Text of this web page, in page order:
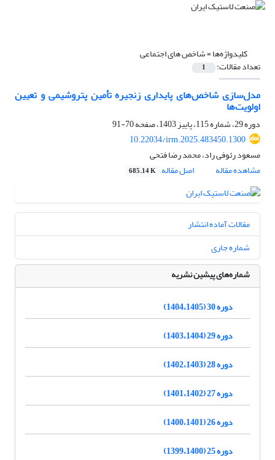
کلیدواژه‌ها =شاخص های اجتماعی
تعداد مقالات: 1
مدل‌سازی شاخص‌های پایداری زنجیره تأمین پتروشیمی و تعیین
اولویت‌ها
دوره 29، شماره 115، پاییز 1403، صفحه
70-91
10.22034/irm.2025.483450.1300
مسعود رئوفی راد، محمد رضا فتحی
مشاهده مقاله
اصل مقاله 685.14 K
مقالات آماده انتشار
شماره جاری
شماره‌های پیشین نشریه
دوره 30 (1404،1405)
دوره 29 (1403،1404)
دوره 28 (1402،1403)
دوره 27 (1401،1402)
دوره 26 (1400،1401)
دوره 25 (1399،1400)